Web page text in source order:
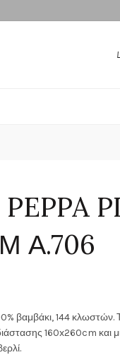
PEPPA
Α.706
βαμβάκι, 144 κλωστών.
160x260cm και